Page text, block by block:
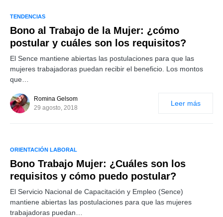
TENDENCIAS
Bono al Trabajo de la Mujer: ¿cómo
postular y cuáles son los requisitos?
El Sence mantiene abiertas las postulaciones para que las
mujeres trabajadoras puedan recibir el beneficio. Los montos
que…
Romina Gelsom
29 agosto, 2018
Leer más
ORIENTACIÓN LABORAL
Bono Trabajo Mujer: ¿Cuáles son los
requisitos y cómo puedo postular?
El Servicio Nacional de Capacitación y Empleo (Sence)
mantiene abiertas las postulaciones para que las mujeres
trabajadoras puedan…